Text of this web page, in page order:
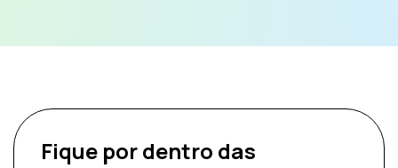
Fique por dentro das